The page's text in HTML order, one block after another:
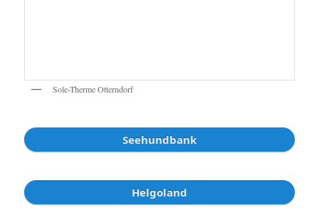
Sole-Therme Otterndorf
Seehundbank
Helgoland